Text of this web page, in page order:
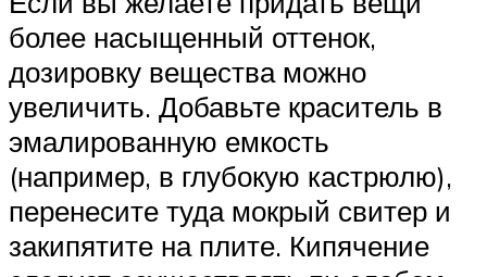
более насыщенный оттенок,
дозировку вещества можно
увеличить. Добавьте краситель в
эмалированную емкость
(например, в глубокую кастрюлю),
перенесите туда мокрый свитер и
закипятите на плите. Кипячение